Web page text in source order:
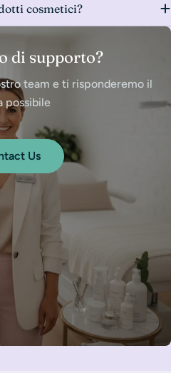
di supporto?
team e ti risponderemo il
possibile
Us
cosmetici?